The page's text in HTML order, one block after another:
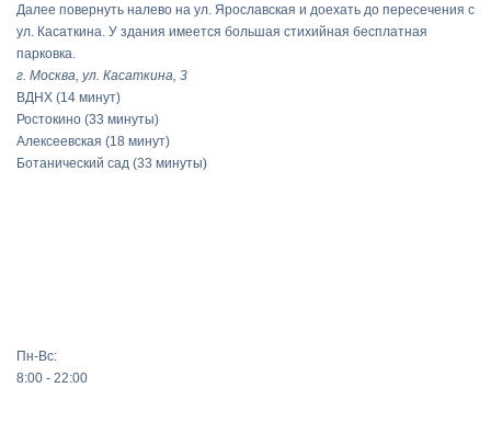
Далее повернуть налево на ул. Ярославская и доехать до пересечения с
ул. Касаткина. У здания имеется большая стихийная бесплатная
парковка.
г. Москва, ул. Касаткина, 3
ВДНХ (14 минут)
Ростокино (33 минуты)
Алексеевская (18 минут)
Ботанический сад (33 минуты)
Пн-Вс:
8:00 - 22:00